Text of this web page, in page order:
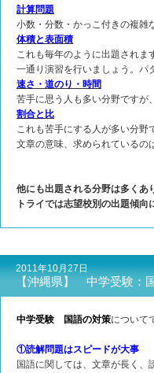
計算問題
小数・分数・かっこ付きの複雑
体積と表面積
これも毎年のように出題されま
一通り演習を行いましょう。パ
速さ・道のり・時間
苦手に思う人も多い分野ですが
割合と比
これも苦手にする人が多い分野
文章の意味、求められているの
他にも出題される分野は多くあ
トライでは志望校別の出題傾
2011年10月27日
【沖縄県】 中学受験：
中学受験 国語の対策について
①読解問題はスピードが大事
国語に関しては、文章が長く